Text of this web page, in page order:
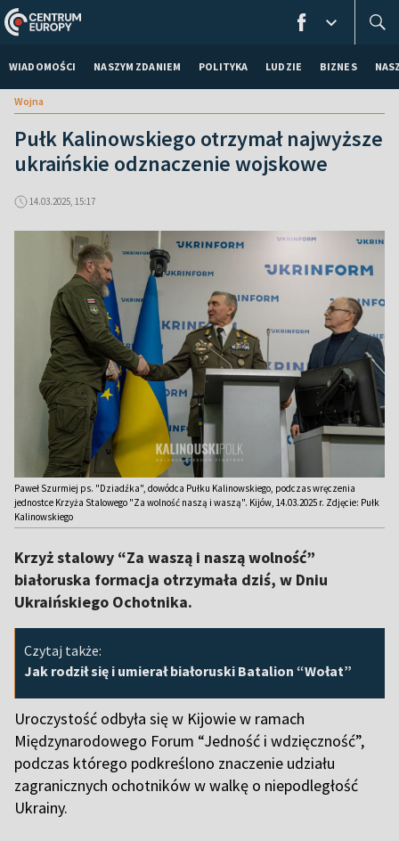
WIADOMOŚCI NASZYM ZDANIEM POLITYKA LUDZIE BIZNES
Wojna
Pułk Kalinowskiego otrzymał najwyższe
ukraińskie odznaczenie wojskowe
14.03.2025, 15:17
Paweł Szurmiej ps. "Dziadźka", dowódca Pułku Kalinowskiego, podczas wręczenia
jednostce Krzyża Stalowego "Za wolność naszą i waszą". Kijów, 14.03.2025 r. Zdjęcie: Pułk
Kalinowskiego
Krzyż stalowy “Za waszą i naszą wolność”
białoruska formacja otrzymała dziś, w Dniu
Ukraińskiego Ochotnika.
Czytaj także:
Jak rodził się i umierał białoruski Batalion “Wołat”
Uroczystość odbyła się w Kijowie w ramach
Międzynarodowego Forum “Jedność i wdzięczność”,
podczas którego podkreślono znaczenie udziału
zagranicznych ochotników w walkę o niepodległość
Ukrainy.